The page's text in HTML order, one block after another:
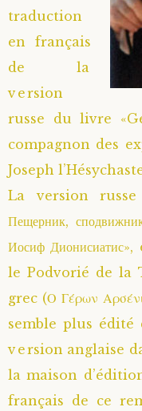
Saint Hilarion
Saint Jean de
Saint Laurent
Saint Nikon
Saint Seraphim
Saint Serge de
Saint Siméon
Saint Spyridon
Métropolite
Archimandrite
Archimandrite
Archimandrite
Archimandrite
Bienheureuses
Bienheureuse
Bienheureuse
Geronda
Archimandrite
Famille
Portraits
traduction
en français
de la
version
russe du livre
compagnon des
Joseph
La version russe
Пещерник,
Иосиф
le Podvorié de la
grec (Ο Γέρων
semble plus édité
version anglaise
la maison
français de ce